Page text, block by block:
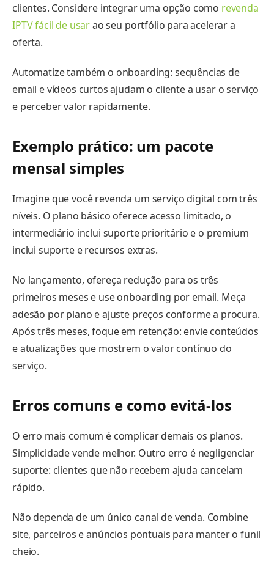
clientes. Considere integrar uma opção como revenda
IPTV fácil de usarao seu portfólio para acelerar a
oferta.
Automatize também o onboarding: sequências de
email e vídeos curtos ajudam o cliente a usar o serviço
e perceber valor rapidamente.
Exemplo prático: um pacote
mensal simples
Imagine que você revenda um serviço digital com três
níveis. O plano básico oferece acesso limitado, o
intermediário inclui suporte prioritário e o premium
inclui suporte e recursos extras.
No lançamento, ofereça redução para os três
primeiros meses e use onboarding por email. Meça
adesão por plano e ajuste preços conforme a procura.
Após três meses, foque em retenção: envie conteúdos
e atualizações que mostrem o valor contínuo do
serviço.
Erros comuns e como evitá-los
O erro mais comum é complicar demais os planos.
Simplicidade vende melhor. Outro erro é negligenciar
suporte: clientes que não recebem ajuda cancelam
rápido.
Não dependa de um único canal de venda. Combine
site, parceiros e anúncios pontuais para manter o funil
cheio.